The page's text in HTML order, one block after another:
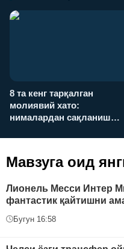
8 та кенг тарқалган
молиявий хато:
нималардан сақланиш
Мавзуга оид
Лионель Месси Интер
фантастик қайтишни
Бугун 16:58